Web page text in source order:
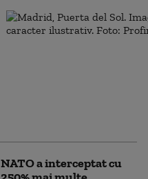
NATO a interceptat cu